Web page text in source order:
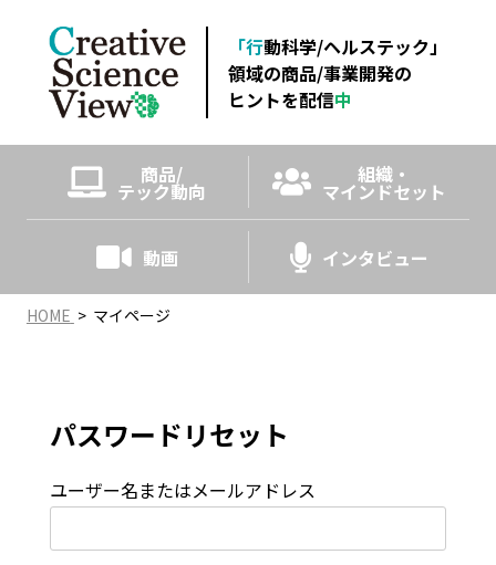
「行動科学/ヘルステック」
領域の商品/事業開発の
ヒントを配信中
商品/
テック動向
組織・
マインドセット
動画 インタビュー
HOME > マイページ
パスワードリセット
ユーザー名またはメールアドレス